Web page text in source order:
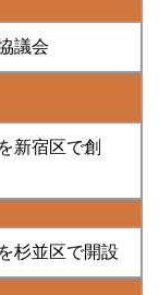
議会
新宿区で創
杉並区で開設